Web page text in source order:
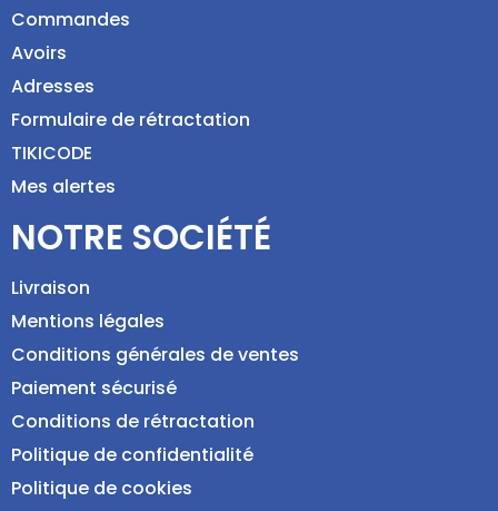
Commandes
Avoirs
Adresses
Formulaire de rétractation
TIKICODE
Mes alertes
NOTRE SOCIÉTÉ
Livraison
Mentions légales
Conditions générales de ventes
Paiement sécurisé
Conditions de rétractation
Politique de confidentialité
Politique de cookies